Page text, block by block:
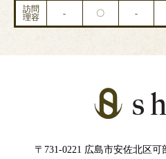
訪問
理容
- 〇 -
〒731-0221 広島市安佐北区